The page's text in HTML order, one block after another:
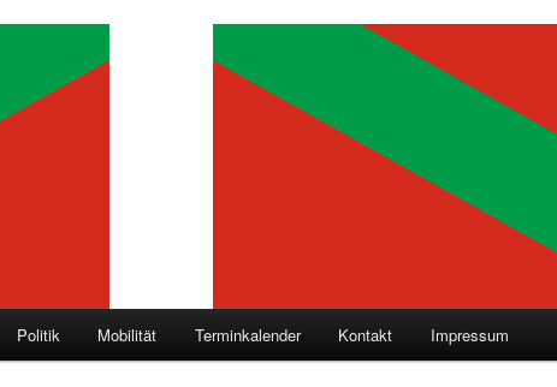
Politik Mobilität Terminkalender Kontakt Impressum